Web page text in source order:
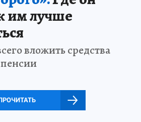
им лучше
вложить средства